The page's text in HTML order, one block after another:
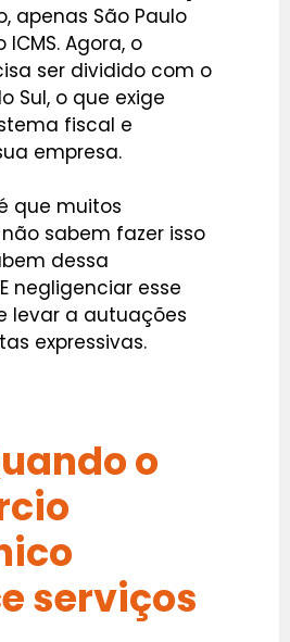
apenas São Paulo
Agora, o
ser dividido com o
Sul, o que exige
fiscal e
empresa.
que muitos
sabem fazer isso
dessa
negligenciar esse
levar a autuações
expressivas.
o
serviços